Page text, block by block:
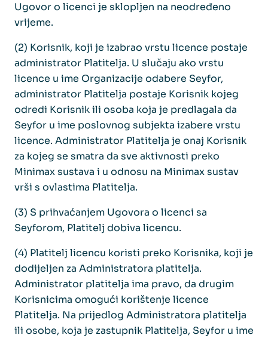
Ugovor o licenci je sklopljen na neodređeno
vrijeme.
(2) Korisnik, koji je izabrao vrstu licence postaje
administrator Platitelja. U slučaju ako vrstu
licence u ime Organizacije odabere Seyfor,
administrator Platitelja postaje Korisnik kojeg
odredi Korisnik ili osoba koja je predlagala da
Seyfor u ime poslovnog subjekta izabere vrstu
licence. Administrator Platitelja je onaj Korisnik
za kojeg se smatra da sve aktivnosti preko
Minimax sustava i u odnosu na Minimax sustav
vrši s ovlastima Platitelja.
(3) S prihvaćanjem Ugovora o licenci sa
Seyforom, Platitelj dobiva licencu.
(4) Platitelj licencu koristi preko Korisnika, koji je
dodijeljen za Administratora platitelja.
Administrator platitelja ima pravo, da drugim
Korisnicima omogući korištenje licence
Platitelja. Na prijedlog Administratora platitelja
ili osobe, koja je zastupnik Platitelja, Seyfor u ime